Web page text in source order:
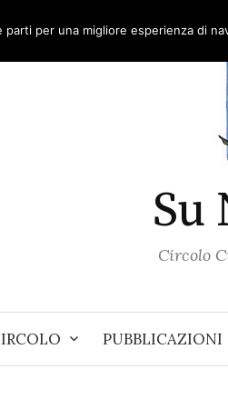
Su
Circolo
PUBBLICAZIONI
per una migliore esperienza di